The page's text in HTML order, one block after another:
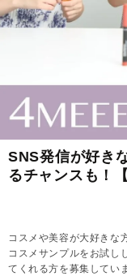
SNS発信が好き
るチャンスも！
コスメや美容が大好きな
コスメサンプルをお試し
てくれる方を募集してい